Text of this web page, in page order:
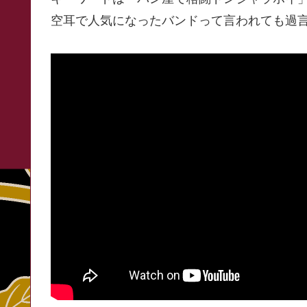
空耳で人気になったバンドって言われても過